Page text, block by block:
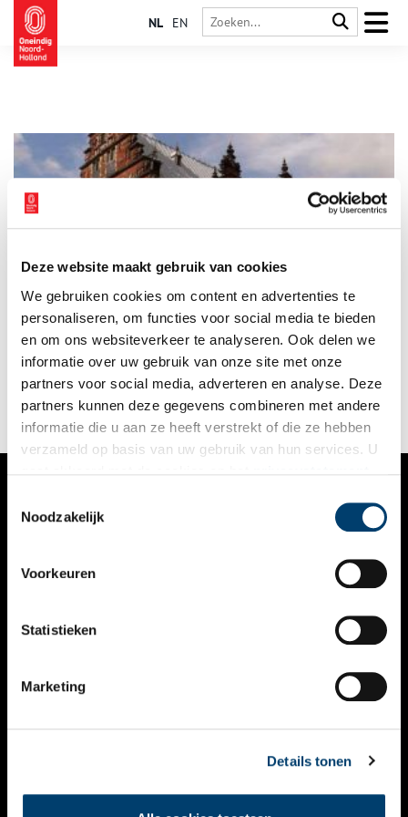
Deze website maakt gebruik van cookies
We gebruiken cookies om content en advertenties te
personaliseren, om functies voor social media te bieden
en om ons websiteverkeer te analyseren. Ook delen we
informatie over uw gebruik van onze site met onze
partners voor social media, adverteren en analyse. Deze
partners kunnen deze gegevens combineren met andere
informatie die u aan ze heeft verstrekt of die ze hebben
verzameld op basis van uw gebruik van hun services. U
Noodzakelijk
Voorkeuren
Statistieken
Marketing
Details tonen
NL EN
Frans Hals geldt als een van de grootste schilders van de
Nederlandse zeventiende eeuw. Bijna zijn hele leven woonde
en werkte hij in Haarlem waar hij zijn beroemde
schuttersstukken en portretten schilderde.
VERHALEN
KALENDER
THEMA’S
VIDEO’S
CONTACT